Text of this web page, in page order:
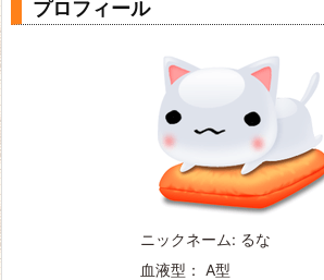
プロフィール
ニックネーム: るな
血液型： A型